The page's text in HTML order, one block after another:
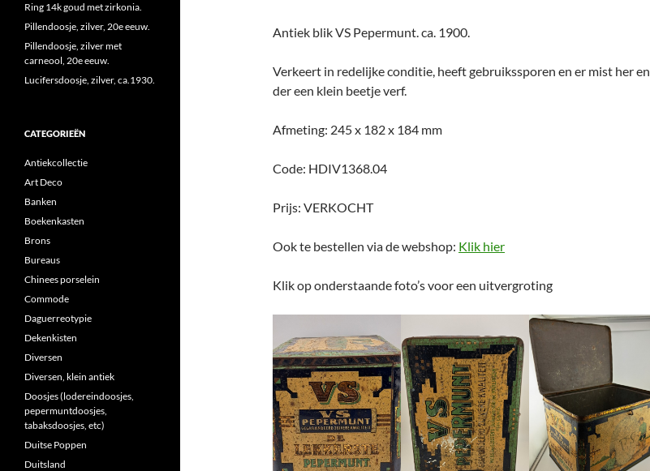
Antiek blik VS Pepermunt. ca. 1900.
Verkeert in redelijke conditie, heeft gebruikssporen en er mist her en
der een klein beetje verf.
Afmeting: 245 x 182 x 184 mm
Code: HDIV1368.04
Prijs: VERKOCHT
Ook te bestellen via de webshop: Klik hier
Klik op onderstaande foto’s voor een uitvergroting
Ring 14k goud met zirkonia.
Pillendoosje, zilver, 20e eeuw.
Pillendoosje, zilver met
carneool, 20e eeuw.
Lucifersdoosje, zilver, ca.1930.
CATEGORIEËN
Antiekcollectie
Art Deco
Banken
Boekenkasten
Brons
Bureaus
Chinees porselein
Commode
Daguerreotypie
Dekenkisten
Diversen
Diversen, klein antiek
Doosjes (lodereindoosjes,
pepermuntdoosjes,
tabaksdoosjes, etc)
Duitse Poppen
Duitsland